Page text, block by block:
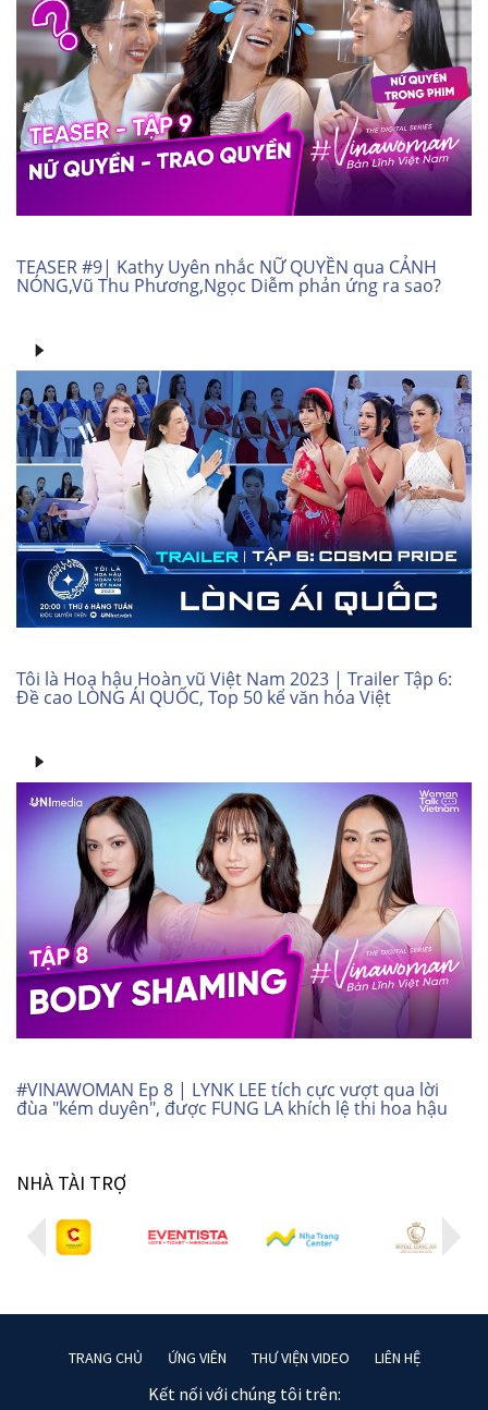
TEASER #9| Kathy Uyên nhắc NỮ QUYỀN qua CẢNH
NÓNG,Vũ Thu Phương,Ngọc Diễm phản ứng ra sao?
Tôi là Hoa hậu Hoàn vũ Việt Nam 2023 | Trailer Tập 6:
Đề cao LÒNG ÁI QUỐC, Top 50 kể văn hóa Việt
#VINAWOMAN Ep 8 | LYNK LEE tích cực vượt qua lời
đùa "kém duyên", được FUNG LA khích lệ thi hoa hậu
NHÀ TÀI TRỢ
TRANG CHỦ ỨNG VIÊN THƯ VIỆN VIDEO LIÊN HỆ
Kết nối với chúng tôi trên: